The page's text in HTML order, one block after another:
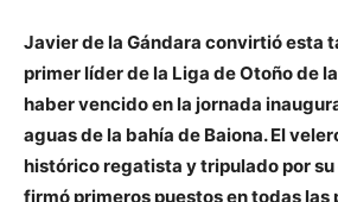
Javier de la Gándara convirtió esta
primer líder de la Liga de Otoño de
haber vencido en la jornada
aguas de la bahía de Baiona. El
histórico regatista y tripulado por
firmó primeros puestos en todas